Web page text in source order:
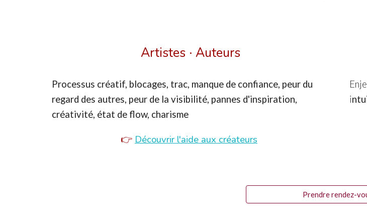
Artistes · Auteurs
Processus créatif, blocages, trac, manque de confiance, peur du
regard des autres, peur de la visibilité, pannes d'inspiration,
créativité, état de flow, charisme
👉 Découvrir l'aide aux créateurs
i
Prendre rendez-